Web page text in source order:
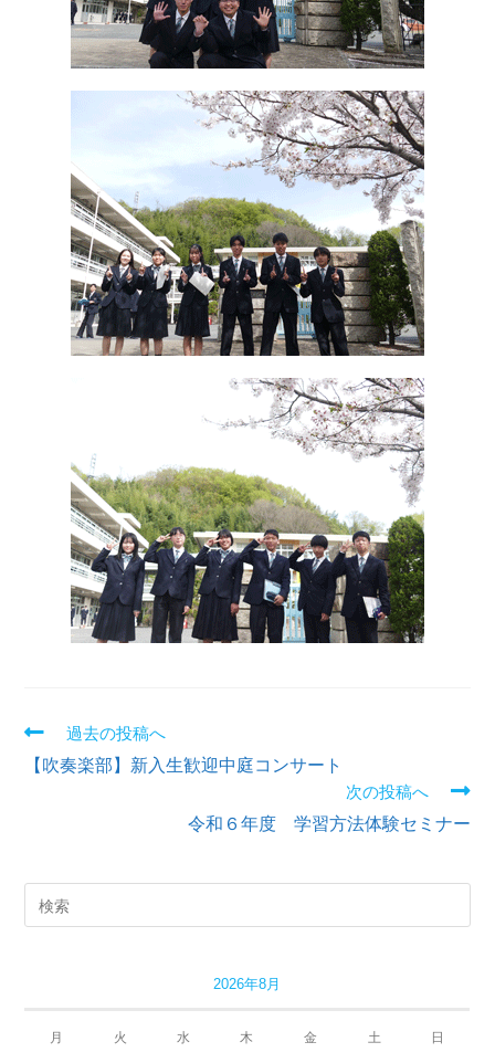
過去の投稿へ
【吹奏楽部】新入生歓迎中庭コンサート
次の投稿へ
令和６年度 学習方法体験セミナー
2026年8月
月 火 水 木 金 土 日